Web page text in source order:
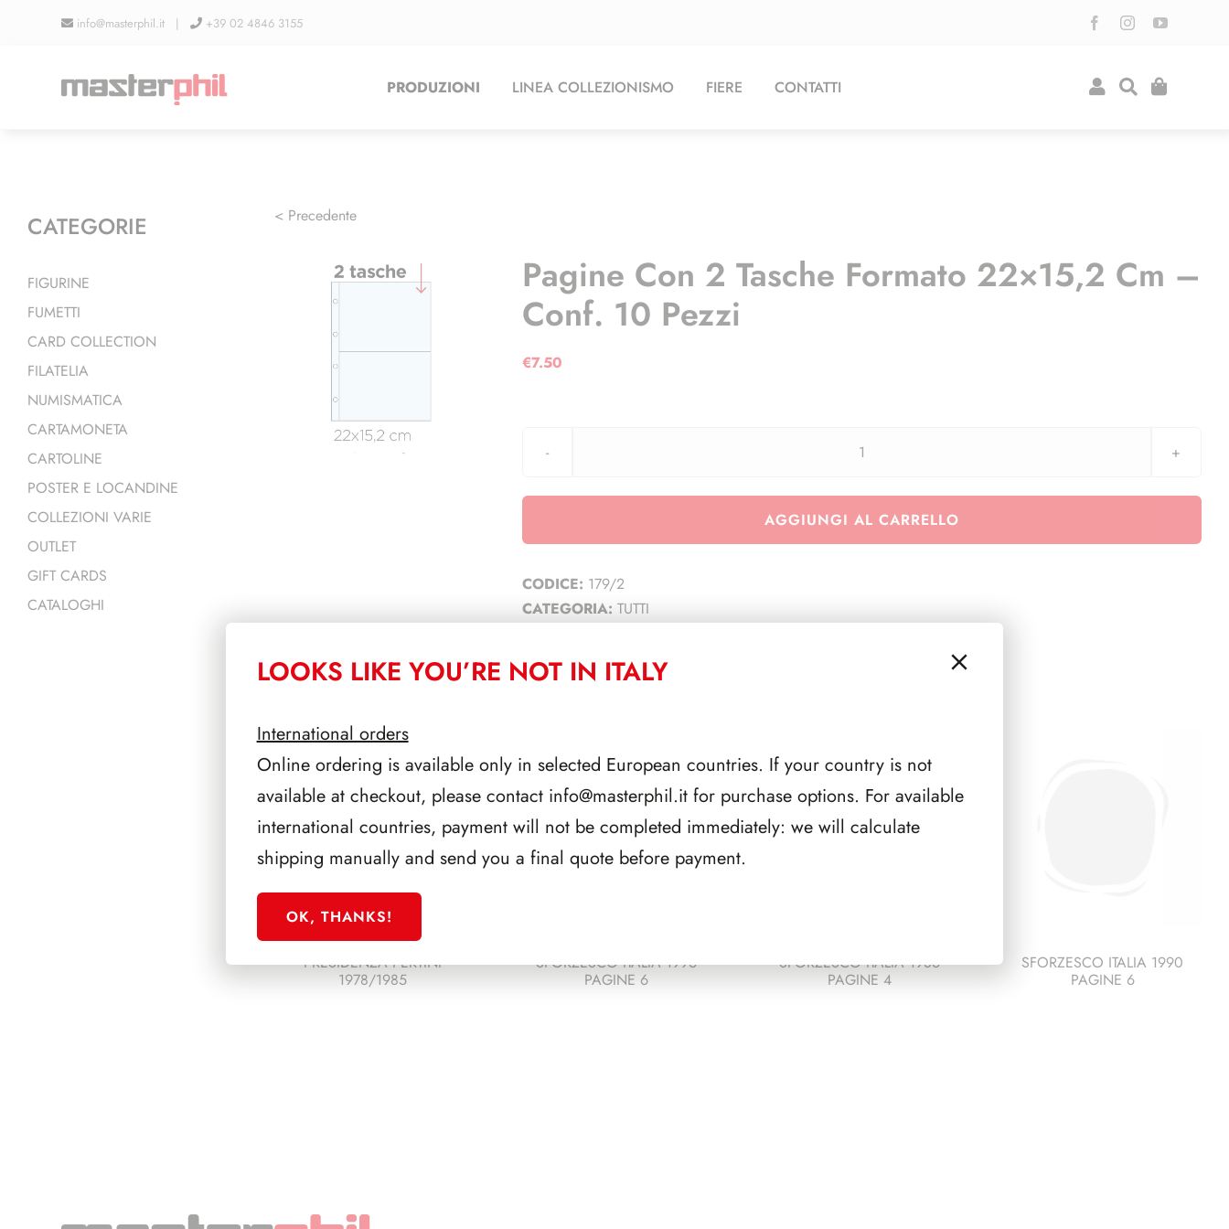
info@masterphil.it | +39 02 4846 3155
PRODUZIONI LINEA COLLEZIONISMO FIERE CONTATTI
< Precedente
Pagine Con 2 Tasche Formato 22×15,2 Cm –
Conf. 10 Pezzi
€7.50
Pagine
2
AGGIUNGI AL CARRELLO
CODICE: 179/2
CATEGORIA: TUTTI
PRESIDENZA PERTINI
1978/1985
SFORZESCO ITALIA 1996
PAGINE 6
SFORZESCO ITALIA 1986
PAGINE 4
SFORZESCO ITALIA 1990
PAGINE 6
CATEGORIE
FIGURINE
FUMETTI
CARD COLLECTION
FILATELIA
NUMISMATICA
CARTAMONETA
CARTOLINE
POSTER E LOCANDINE
COLLEZIONI VARIE
OUTLET
GIFT CARDS
CATALOGHI
LOOKS LIKE YOU’RE NOT IN ITALY
International orders
Online ordering is available only in selected European countries. If your country is not
available at checkout, please contact info@masterphil.itfor purchase options. For available
international countries, payment will not be completed immediately: we will calculate
shipping manually and send you a final quote before payment.
OK, THANKS!